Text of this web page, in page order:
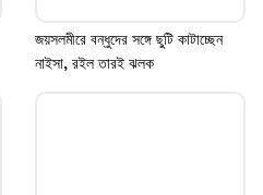
জয়সলমীরে বন্ধুদের সঙ্গে ছুটি কাটাচ্ছেন
নাইসা, রইল তারই ঝলক